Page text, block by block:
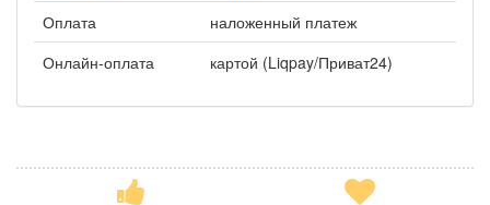
Оплата
наложенный платеж
Онлайн-оплата
картой (Liqpay/Приват24)